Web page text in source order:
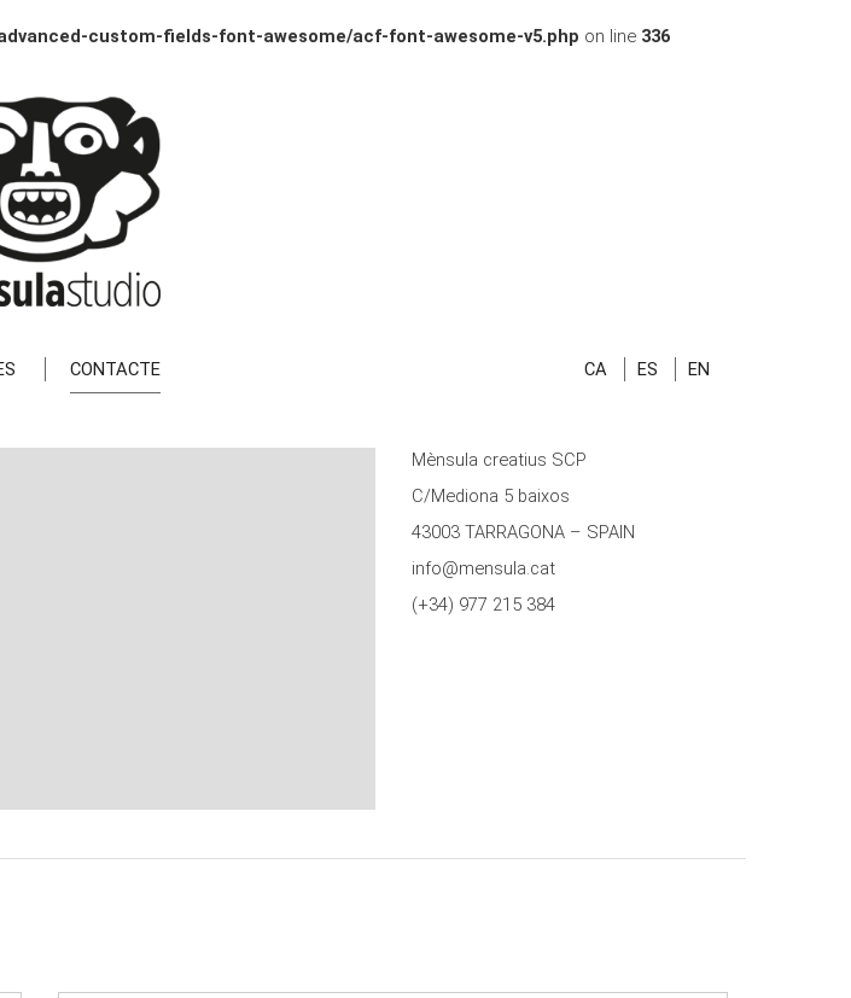
custom-fields-font-awesome/acf-font-awesome-v5.php on line 336
CA ES EN
CONTACTE
Mènsula creatius SCP
C/Mediona 5 baixos
43003 TARRAGONA – SPAIN
info@mensula.cat
(+34) 977 215 384